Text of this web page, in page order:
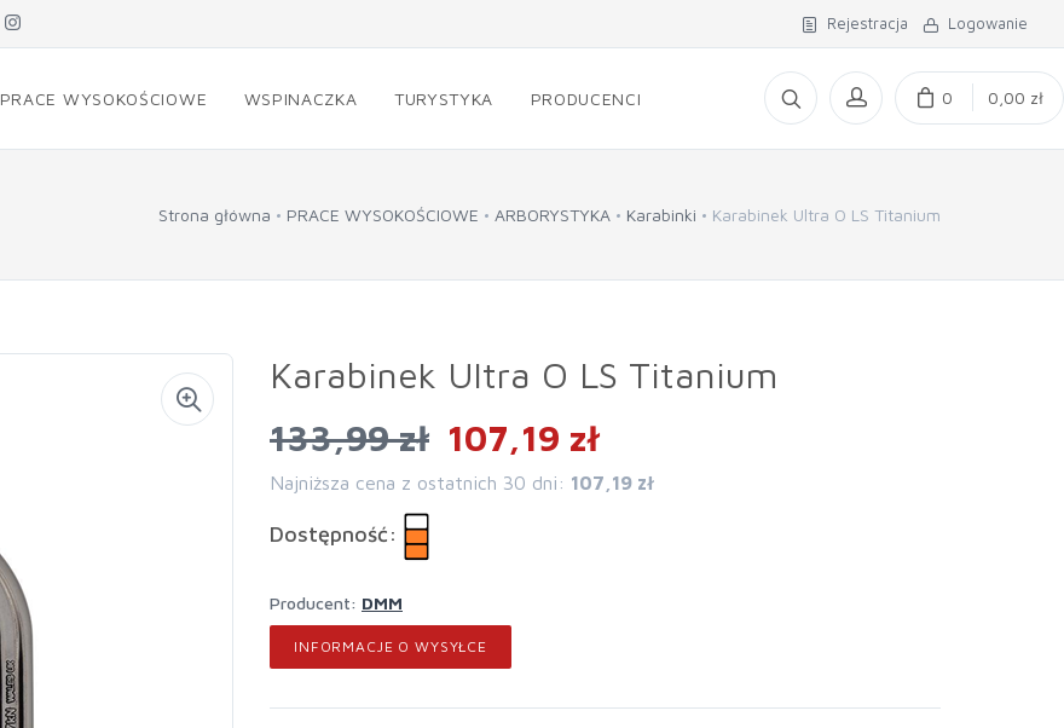
Rejestracja Logowanie
PRACE WYSOKOŚCIOWE WSPINACZKA TURYSTYKA PRODUCENCI 0 0,00 zł
Strona główna PRACE WYSOKOŚCIOWE ARBORYSTYKA Karabinki Karabinek Ultra O LS Titanium
Karabinek Ultra O LS Titanium
133,99 zł 107,19 zł
Najniższa cena z ostatnich 30 dni: 107,19 zł
Dostępność:
Producent: DMM
INFORMACJE O WYSYŁCE